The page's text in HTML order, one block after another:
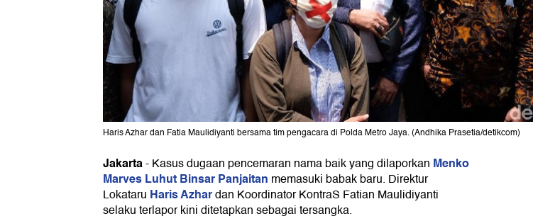
Haris Azhar dan Fatia Maulidiyanti bersama tim pengacara di Polda Metro Jaya. (Andhika Prasetia/detikcom)
Jakarta-Kasus dugaan pencemaran nama baik yang dilaporkan Menko
Marves Luhut Binsar Panjaitan memasuki babak baru. Direktur
Lokataru Haris Azhardan Koordinator KontraS Fatian Maulidiyanti
selaku terlapor kini ditetapkan sebagai tersangka.